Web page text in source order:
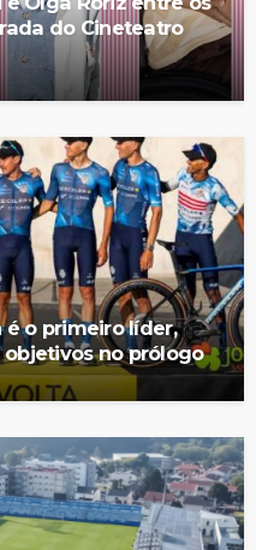
do Cineteatro
é o primeiro líder,
no prólogo